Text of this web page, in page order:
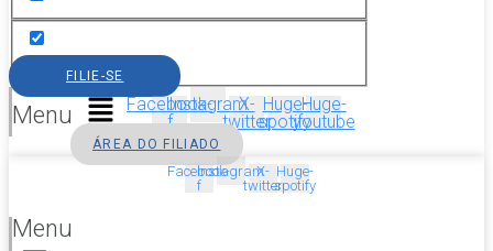
Menu
FILIE-SE
Facebook-
f
InstagramX-
twitter
Huge-
spotify
Huge-
youtube
ÁREA DO FILIADO
Facebook-
f
InstagramX-
twitter
Huge-
spotify
Menu